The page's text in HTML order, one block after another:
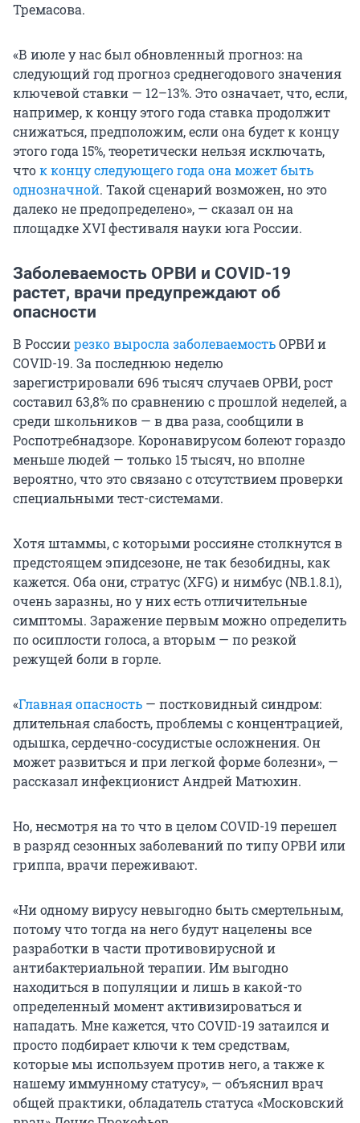
Тремасова.
«В июле у нас был обновленный прогноз: на
следующий год прогноз среднегодового значения
ключевой ставки — 12–13%. Это означает, что, если,
например, к концу этого года ставка продолжит
снижаться, предположим, если она будет к концу
этого года 15%, теоретически нельзя исключать,
чток концу следующего года она может быть
однозначной. Такой сценарий возможен, но это
далеко не предопределено», — сказал он на
площадкеXVI фестивалянауки юга России.
Заболеваемость ОРВИ и COVID-19
растет, врачи предупреждают об
опасности
В Россиирезко выросла заболеваемостьОРВИ и
COVID-19. За последнюю неделю
зарегистрировали 696 тысяч случаев ОРВИ, рост
составил 63,8% по сравнению с прошлой неделей, а
среди школьников — в два раза, сообщили в
Роспотребнадзоре. Коронавирусом болеют гораздо
меньше людей — только 15 тысяч, но вполне
вероятно, что это связано с отсутствием проверки
специальными тест-системами.
Хотя штаммы, с которыми россияне столкнутся в
предстоящем эпидсезоне, не так безобидны, как
кажется. Оба они, стратус (XFG) и нимбус (NB.1.8.1),
очень заразны, но у них есть отличительные
симптомы. Заражение первым можно определить
по осиплости голоса, а вторым — по резкой
режущей боли в горле.
«Главная опасность — постковидный синдром:
длительная слабость, проблемы с концентрацией,
одышка, сердечно-сосудистые осложнения. Он
может развиться и при легкой форме болезни», —
рассказал инфекционист Андрей Матюхин.
Но, несмотря на то что в целом COVID-19 перешел
в разряд сезонных заболеваний по типу ОРВИ или
гриппа, врачи переживают.
«Ни одному вирусу невыгодно быть смертельным,
потому что тогда на него будут нацелены все
разработки в части противовирусной и
антибактериальной терапии. Им выгодно
находиться в популяции и лишь в какой-то
определенный момент активизироваться и
нападать. Мне кажется, что COVID-19 затаился и
просто подбирает ключи к тем средствам,
которые мы используем против него, а также к
нашему иммунному статусу», — объяснил врач
общей практики, обладатель статуса «Московский